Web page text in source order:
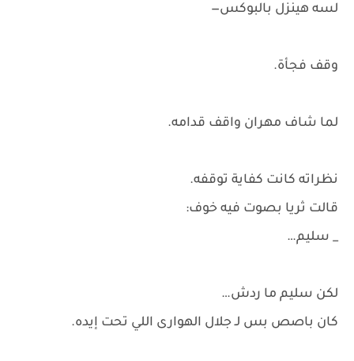
لسه هينزل بالبوكس—
وقف فجأة.
لما شاف مهران واقف قدامه.
نظراته كانت كفاية توقفه.
قالت ثريا بصوت فيه خوف:
_ سليم…
لكن سليم ما ردش…
كان باصص بس لـ جلال الهوارى اللي تحت إيده.